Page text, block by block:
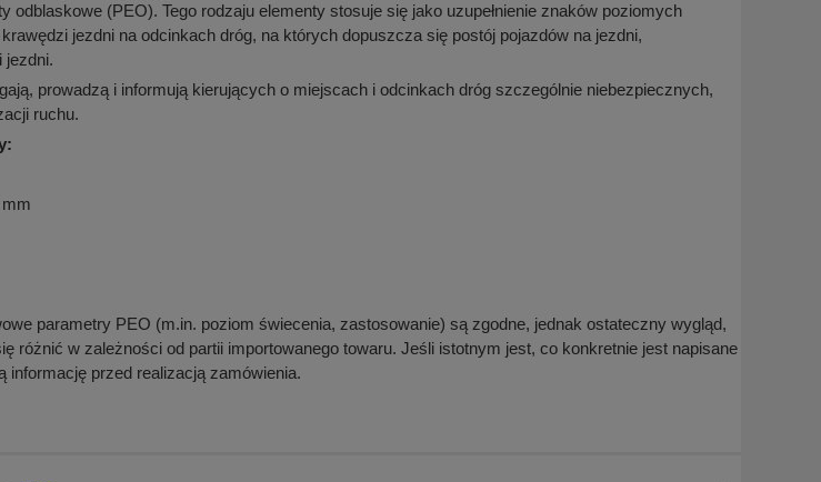
odblaskowe (PEO). Tego rodzaju elementy stosuje się jako uzupełnienie znaków poziomych
jezdni na odcinkach dróg, na których dopuszcza się postój pojazdów na jezdni,
jezdni.
prowadzą i informują kierujących o miejscach i odcinkach dróg szczególnie niebezpiecznych,
ruchu.
parametry PEO (m.in. poziom świecenia, zastosowanie) są zgodne, jednak ostateczny wygląd,
różnić w zależności od partii importowanego towaru. Jeśli istotnym jest, co konkretnie jest napisane
informację przed realizacją zamówienia.